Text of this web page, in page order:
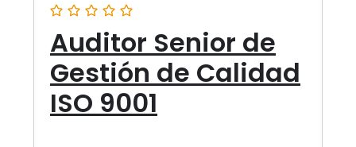
Auditor Senior de
Gestión de Calidad
ISO 9001